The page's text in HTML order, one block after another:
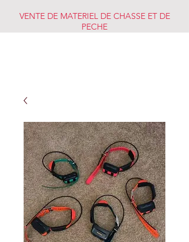
VENTE DE MATERIEL DE CHASSE ET DE
PECHE